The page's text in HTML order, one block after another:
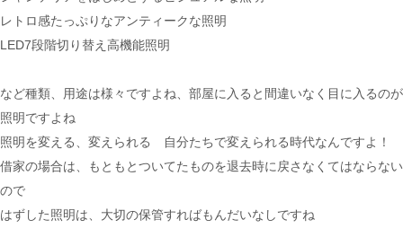
レトロ感たっぷりなアンティークな照明
LED7段階切り替え高機能照明
など種類、用途は様々ですよね、部屋に入ると間違いなく目に入るのが
照明ですよね
照明を変える、変えられる 自分たちで変えられる時代なんですよ！
借家の場合は、もともとついてたものを退去時に戻さなくてはならない
ので
はずした照明は、大切の保管すればもんだいなしですね